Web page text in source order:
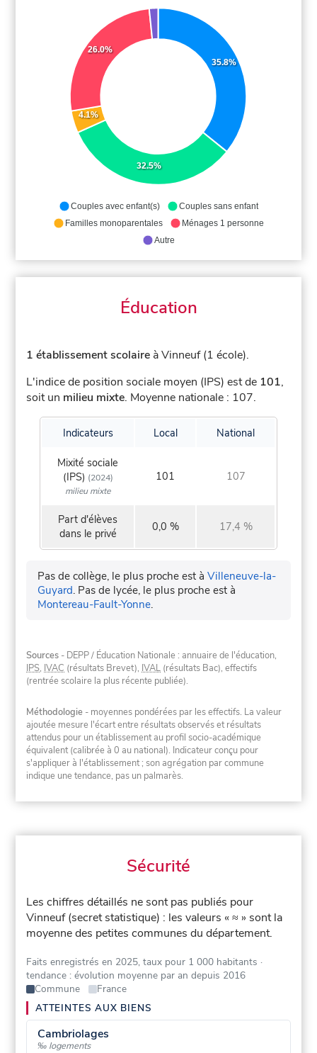
35.8%
32.5%
4.1%
26.0%
Couples avec enfant(s)
Couples sans enfant
Familles monoparentales
Ménages 1 personne
Autre
Éducation
1 établissement scolaire à Vinneuf (1 école).
L'indice de position sociale moyen (IPS) est de 101,
soit un milieu mixte. Moyenne nationale : 107.
Indicateurs Local National
Mixité sociale
(IPS) (2024)
milieu mixte
101 107
Part d'élèves
dans le privé
0,0 % 17,4 %
Pas de collège, le plus proche est àVilleneuve-la-
Guyard. Pas de lycée, le plus proche est à
Montereau-Fault-Yonne.
Sources - DEPP / Éducation Nationale : annuaire de l'éducation,
IPS, IVAC (résultats Brevet), IVAL (résultats Bac), effectifs
(rentrée scolaire la plus récente publiée).
Méthodologie - moyennes pondérées par les effectifs. La valeur
ajoutée mesure l'écart entre résultats observés et résultats
attendus pour un établissement au profil socio-académique
équivalent (calibrée à 0 au national). Indicateur conçu pour
s'appliquer à l'établissement ; son agrégation par commune
indique une tendance, pas un palmarès.
Sécurité
Les chiffres détaillés ne sont pas publiés pour
Vinneuf (secret statistique) : les valeurs « ≈ » sont la
moyenne des petites communes du département.
Faits enregistrés en 2025, taux pour 1 000 habitants ·
tendance : évolution moyenne par an depuis 2016
Commune
France
ATTEINTES AUX BIENS
Cambriolages
‰ logements